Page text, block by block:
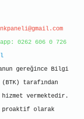
0262 606 0 726
gereğince Bilgi
tarafından
vermektedir.
olarak